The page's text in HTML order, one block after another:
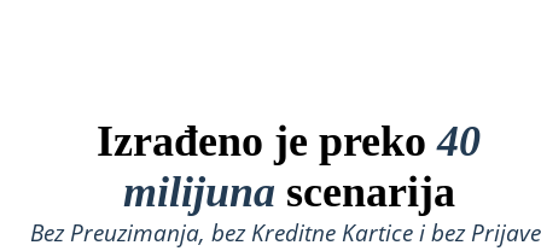
Izrađeno je preko40
milijuna scenarija
Bez Preuzimanja, bez Kreditne Kartice i bez